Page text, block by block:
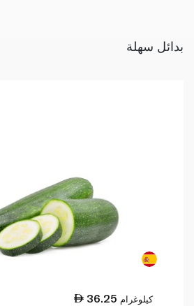
بدائل سهلة
36.25 كيلوغرام